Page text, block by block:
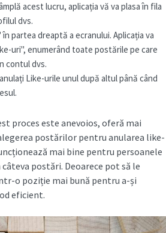
acest lucru, aplicația vă va plasa în fila
dvs.
partea dreaptă a ecranului. Aplicația va
uri", enumerând toate postările pe care
contul dvs.
Like-urile unul după altul până când
proces este anevoios, oferă mai
postărilor pentru anularea like-
mai bine pentru persoanele
postări. Deoarece pot să le
o poziție mai bună pentru a-și
eficient.